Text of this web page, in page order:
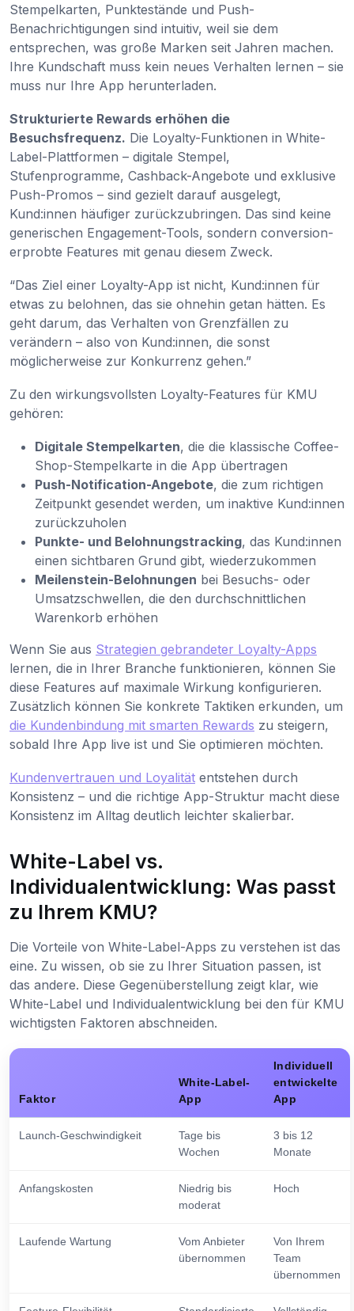
Stempelkarten, Punktestände und Push-
Benachrichtigungen sind intuitiv, weil sie dem
entsprechen, was große Marken seit Jahren machen.
Ihre Kundschaft muss kein neues Verhalten lernen – sie
muss nur Ihre App herunterladen.
Strukturierte Rewards erhöhen die
Besuchsfrequenz. Die Loyalty-Funktionen in White-
Label-Plattformen – digitale Stempel,
Stufenprogramme, Cashback-Angebote und exklusive
Push-Promos – sind gezielt darauf ausgelegt,
Kund:innen häufiger zurückzubringen. Das sind keine
generischen Engagement-Tools, sondern conversion-
erprobte Features mit genau diesem Zweck.
“Das Ziel einer Loyalty-App ist nicht, Kund:innen für
etwas zu belohnen, das sie ohnehin getan hätten. Es
geht darum, das Verhalten von Grenzfällen zu
verändern – also von Kund:innen, die sonst
möglicherweise zur Konkurrenz gehen.”
Zu den wirkungsvollsten Loyalty-Features für KMU
gehören:
Digitale Stempelkarten, die die klassische Coffee-
Shop-Stempelkarte in die App übertragen
Push-Notification-Angebote, die zum richtigen
Zeitpunkt gesendet werden, um inaktive Kund:innen
zurückzuholen
Punkte- und Belohnungstracking, das Kund:innen
einen sichtbaren Grund gibt, wiederzukommen
Meilenstein-Belohnungen bei Besuchs- oder
Umsatzschwellen, die den durchschnittlichen
Warenkorb erhöhen
Wenn Sie aus Strategien gebrandeter Loyalty-Apps
lernen, die in Ihrer Branche funktionieren, können Sie
diese Features auf maximale Wirkung konfigurieren.
Zusätzlich können Sie konkrete Taktiken erkunden, um
die Kundenbindung mit smarten Rewards zu steigern,
sobald Ihre App live ist und Sie optimieren möchten.
Kundenvertrauen und Loyalität entstehen durch
Konsistenz – und die richtige App-Struktur macht diese
Konsistenz im Alltag deutlich leichter skalierbar.
White-Label vs.
Individualentwicklung: Was passt
zu Ihrem KMU?
Die Vorteile von White-Label-Apps zu verstehen ist das
eine. Zu wissen, ob sie zu Ihrer Situation passen, ist
das andere. Diese Gegenüberstellung zeigt klar, wie
White-Label und Individualentwicklung bei den für KMU
wichtigsten Faktoren abschneiden.
Faktor
White-Label-
App
Individuell
entwickelte
App
Launch-Geschwindigkeit
Tage bis
Wochen
3 bis 12
Monate
Anfangskosten
Niedrig bis
moderat
Hoch
Laufende Wartung
Vom Anbieter
übernommen
Von Ihrem
Team
übernommen